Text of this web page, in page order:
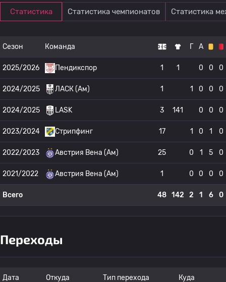
Статистика Статистика чемпионатов Статистика
Сезон Команда Г А
2025/2026 Пендикспор 1 1 0 0 0
2024/2025 ЛАСК (Ам) 1 1 0 0 0
2024/2025 LASK 3 141 0 0 0
2023/2024 Стрипфинг 17 1 0 1 0
2022/2023 Австрия Вена (Ам) 25 0 1 5 0
2021/2022 Австрия Вена (Ам) 1 0 0 0 0
Всего 48 142 2 1 6 0
Переходы
Дата Откуда Тип перехода Куда